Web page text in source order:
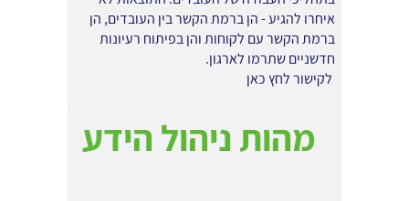
איחרו להגיע - הן ברמת הקשר בין העובדים, הן
ברמת הקשר עם לקוחות והן בפיתוח רעיונות
חדשניים שתרמו לארגון.
לקישור לחץ כאן
מהות ניהול הידע